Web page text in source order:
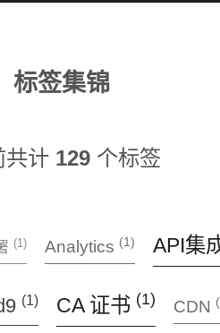
标签集锦
共计 129个标签
(1) Analytics (1) API集
(1) CA 证书 (1) CDN